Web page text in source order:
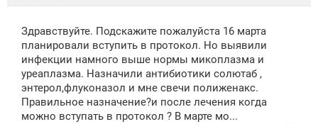
Здравствуйте. Подскажите пожалуйста 16 марта
планировали вступить в протокол. Но выявили
инфекции намного выше нормы микоплазма и
уреаплазма. Назначили антибиотики солютаб ,
энтерол,флуконазол и мне свечи полиженакс.
Правильное назначение?и после лечения когда
можно вступать в протокол ? В марте мо...